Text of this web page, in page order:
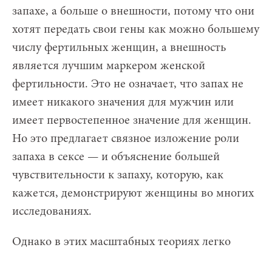
запахе, а больше о внешности, потому что они
хотят передать свои гены как можно большему
числу фертильных женщин, а внешность
является лучшим маркером женской
фертильности. Это не означает, что запах не
имеет никакого значения для мужчин или
имеет первостепенное значение для женщин.
Но это предлагает связное изложение роли
запаха в сексе — и объяснение большей
чувствительности к запаху, которую, как
кажется, демонстрируют женщины во многих
исследованиях.
Однако в этих масштабных теориях легко